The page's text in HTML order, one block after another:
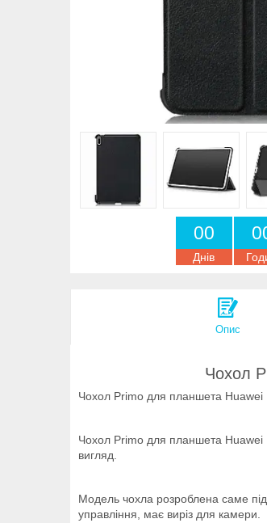
00
Днів
0
Опис
Чохол
Чохол Primo для планшета Huawei
Чохол Primo для планшета Huawei
вигляд.
Модель чохла розроблена саме під
управління, має виріз для камери.